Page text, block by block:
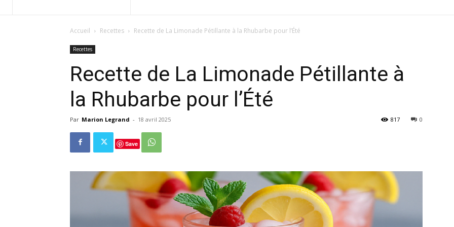
Accueil Recettes Recette de La Limonade Pétillante à la Rhubarbe pour l’Été
Recettes
Recette de La Limonade Pétillante à
la Rhubarbe pour l’Été
Par Marion Legrand - 18 avril 2025 0
817
Save